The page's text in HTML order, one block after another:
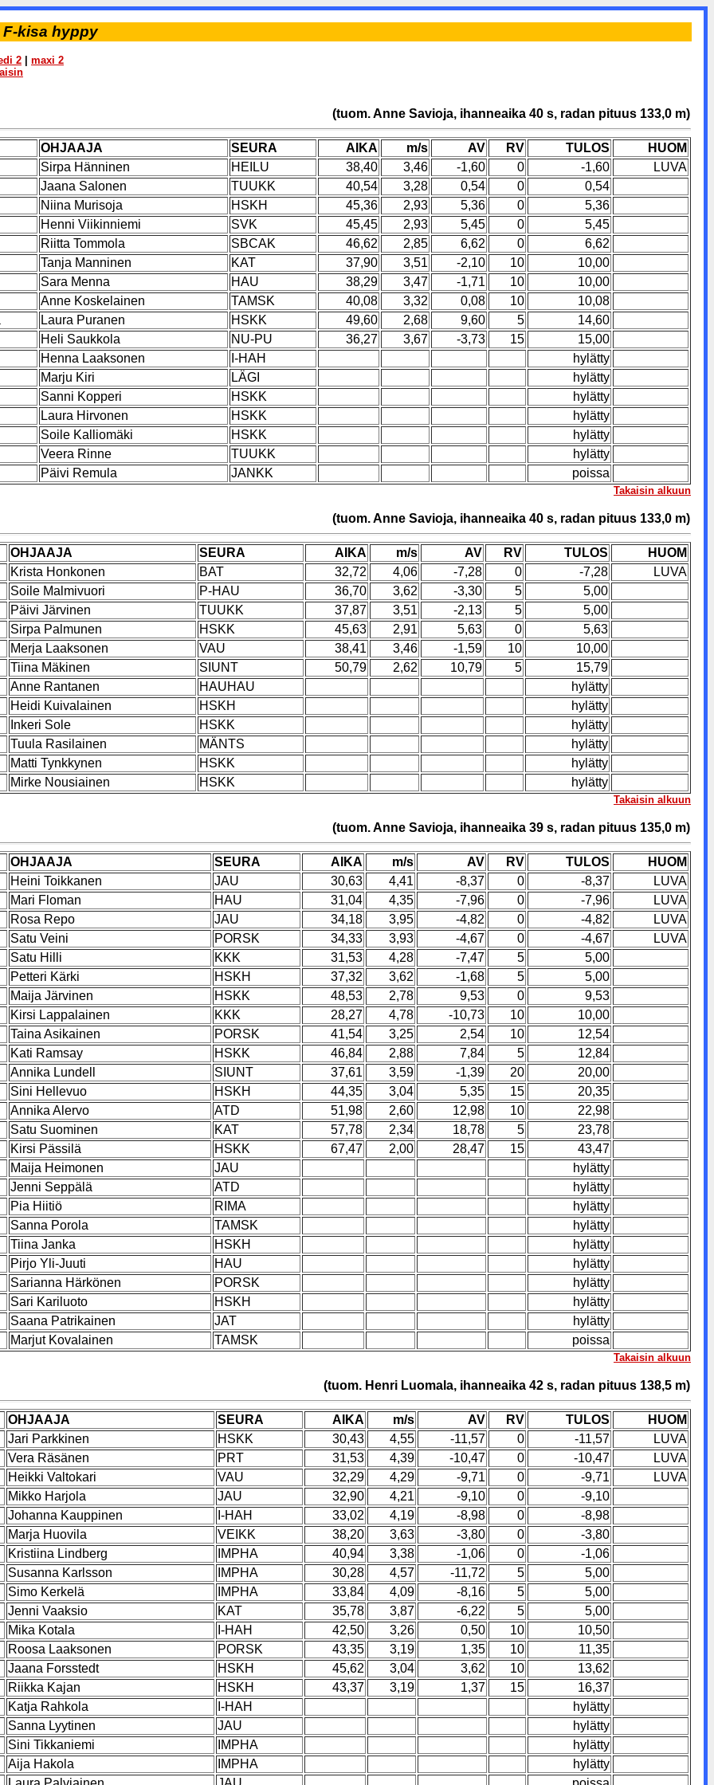
kisa hyppy
2
maxi 2
(tuom. Anne Savioja, ihanneaika 40 s, radan pituus 133,0 m)
OHJAAJA SEURA AIKA m/s AV RV TULOS
HUOM
Sirpa Hänninen
HEILU 38,40 3,46 -1,60 0 -1,60
LUVA
Jaana Salonen
TUUKK 40,54 3,28 0,54 0
0,54
Niina Murisoja
HSKH 45,36 2,93 5,36 0
5,36
Henni Viikinniemi
SVK 45,45 2,93 5,45 0
5,45
Riitta Tommola
SBCAK 46,62 2,85 6,62 0
6,62
Tanja Manninen
KAT 37,90 3,51 -2,10 10
10,00
Sara Menna
HAU 38,29 3,47 -1,71 10
10,00
Anne Koskelainen
TAMSK 40,08 3,32 0,08 10
10,08
Laura Puranen HSKK 49,60 2,68 9,60 5
14,60
Heli Saukkola
NU-PU 36,27 3,67 -3,73 15
15,00
Henna Laaksonen
I-HAH
hylätty
Marju Kiri
LÄGI
hylätty
Sanni Kopperi
HSKK
hylätty
Laura Hirvonen
HSKK
hylätty
Soile Kalliomäki
HSKK
hylätty
Veera Rinne
TUUKK
hylätty
Päivi Remula
JANKK poissa
Takaisin alkuun
(tuom. Anne Savioja, ihanneaika 40 s, radan pituus 133,0 m)
OHJAAJA SEURA AIKA m/s AV RV TULOS
HUOM
Krista Honkonen
BAT 32,72 4,06 -7,28 0 -7,28
LUVA
Soile Malmivuori
P-HAU 36,70 3,62 -3,30 5
5,00
Päivi Järvinen
TUUKK 37,87 3,51 -2,13 5
5,00
Sirpa Palmunen
HSKK 45,63 2,91 5,63 0
5,63
Merja Laaksonen
VAU 38,41 3,46 -1,59 10
10,00
Tiina Mäkinen
SIUNT 50,79 2,62 10,79 5
15,79
Anne Rantanen
HAUHAU
hylätty
Heidi Kuivalainen
HSKH
hylätty
Inkeri Sole
HSKK
hylätty
Tuula Rasilainen
MÄNTS
hylätty
Matti Tynkkynen
HSKK
hylätty
Mirke Nousiainen
HSKK hylätty
Takaisin alkuun
(tuom. Anne Savioja, ihanneaika 39 s, radan pituus 135,0 m)
OHJAAJA SEURA AIKA m/s AV RV TULOS
HUOM
Heini Toikkanen
JAU 30,63 4,41 -8,37 0 -8,37
LUVA
Mari Floman
HAU 31,04 4,35 -7,96 0 -7,96
LUVA
Rosa Repo
JAU 34,18 3,95 -4,82 0 -4,82
LUVA
Satu Veini
PORSK 34,33 3,93 -4,67 0 -4,67
LUVA
Satu Hilli
KKK 31,53 4,28 -7,47 5
5,00
Petteri Kärki
HSKH 37,32 3,62 -1,68 5
5,00
Maija Järvinen
HSKK 48,53 2,78 9,53 0
9,53
Kirsi Lappalainen
KKK 28,27 4,78 -10,73 10
10,00
Taina Asikainen
PORSK 41,54 3,25 2,54 10
12,54
Kati Ramsay
HSKK 46,84 2,88 7,84 5
12,84
Annika Lundell
SIUNT 37,61 3,59 -1,39 20
20,00
Sini Hellevuo
HSKH 44,35 3,04 5,35 15
20,35
Annika Alervo
ATD 51,98 2,60 12,98 10
22,98
Satu Suominen
KAT 57,78 2,34 18,78 5
23,78
Kirsi Pässilä
HSKK 67,47 2,00 28,47 15
43,47
Maija Heimonen
JAU
hylätty
Jenni Seppälä
ATD
hylätty
Pia Hiitiö
RIMA
hylätty
Sanna Porola
TAMSK
hylätty
Tiina Janka
HSKH
hylätty
Pirjo Yli-Juuti
HAU
hylätty
Sarianna Härkönen
PORSK
hylätty
Sari Kariluoto
HSKH
hylätty
Saana Patrikainen
JAT
hylätty
Marjut Kovalainen
TAMSK poissa
Takaisin alkuun
(tuom. Henri Luomala, ihanneaika 42 s, radan pituus 138,5 m)
OHJAAJA SEURA AIKA m/s AV RV TULOS
HUOM
Jari Parkkinen
HSKK 30,43 4,55 -11,57 0 -11,57
LUVA
Vera Räsänen
PRT 31,53 4,39 -10,47 0 -10,47
LUVA
Heikki Valtokari
VAU 32,29 4,29 -9,71 0 -9,71
LUVA
Mikko Harjola
JAU 32,90 4,21 -9,10 0
-9,10
Johanna Kauppinen
I-HAH 33,02 4,19 -8,98 0
-8,98
Marja Huovila
VEIKK 38,20 3,63 -3,80 0
-3,80
Kristiina Lindberg
IMPHA 40,94 3,38 -1,06 0
-1,06
Susanna Karlsson
IMPHA 30,28 4,57 -11,72 5
5,00
Simo Kerkelä
IMPHA 33,84 4,09 -8,16 5
5,00
Jenni Vaaksio
KAT 35,78 3,87 -6,22 5
5,00
Mika Kotala
I-HAH 42,50 3,26 0,50 10
10,50
Roosa Laaksonen
PORSK 43,35 3,19 1,35 10
11,35
Jaana Forsstedt
HSKH 45,62 3,04 3,62 10
13,62
Riikka Kajan
HSKH 43,37 3,19 1,37 15
16,37
Katja Rahkola
I-HAH
hylätty
Sanna Lyytinen
JAU
hylätty
Sini Tikkaniemi
IMPHA
hylätty
Aija Hakola
IMPHA
hylätty